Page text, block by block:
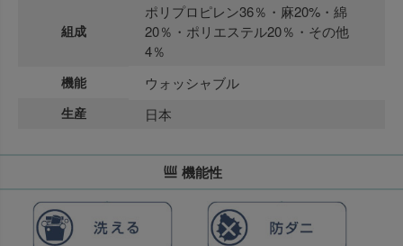
組成
ポリプロピレン36％・麻20%・綿
20％・ポリエステル20％・その他
4％
機能 ウォッシャブル
生産 日本
機能性